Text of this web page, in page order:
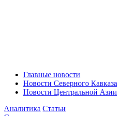
Главные новости
Новости Северного Кавказа
Новости Центральной Азии
Аналитика Статьи